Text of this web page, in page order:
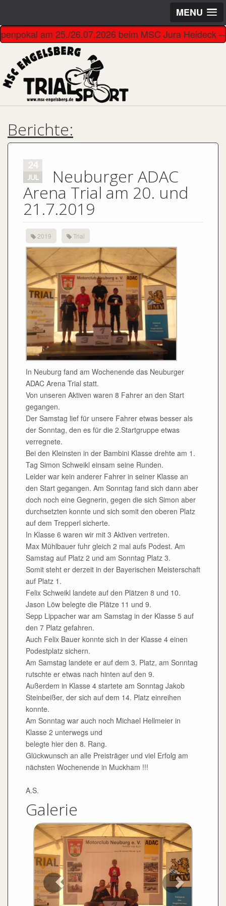
MENU
am 25./26.07.2026 beim MSC Jura Heideck
Berichte:
24
JUL Neuburger ADAC
Arena Trial am 20. und
21.7.2019
2019 Trial
In Neuburg fand am Wochenende das Neuburger
ADAC Arena Trial statt.
Von unseren Aktiven waren 8 Fahrer an den Start
gegangen.
Der Samstag lief für unsere Fahrer etwas besser als
der Sonntag, den es für die 2.Startgruppe etwas
verregnete.
Bei den Kleinsten in der Bambini Klasse drehte am 1.
Tag Simon Schweikl einsam seine Runden.
Leider war kein anderer Fahrer in seiner Klasse an
den Start gegangen. Am Sonntag fand sich dann aber
doch noch eine Gegnerin, gegen die sich Simon aber
durchsetzten konnte und sich somit den oberen Platz
auf dem Trepperl sicherte.
In Klasse 6 waren wir mit 3 Aktiven vertreten.
Max Mühlbauer fuhr gleich 2 mal aufs Podest. Am
Samstag auf Platz 2 und am Sonntag Platz 3.
Somit steht er derzeit in der Bayerischen Meisterschaft
auf Platz 1.
Felix Schweikl landete auf den Plätzen 8 und 10.
Jason Löw belegte die Plätze 11 und 9.
Sepp Lippacher war am Samstag in der Klasse 5 auf
den 7 Platz gefahren.
Auch Felix Bauer konnte sich in der Klasse 4 einen
Podestplatz sichern.
Am Samstag landete er auf dem 3. Platz, am Sonntag
rutschte er etwas nach hinten auf den 9.
Außerdem in Klasse 4 startete am Sonntag Jakob
Steinbeißer, der sich auf dem 14. Platz einreihen
konnte.
Am Sonntag war auch noch Michael Hellmeier in
Klasse 2 unterwegs und
belegte hier den 8. Rang.
Glückwunsch an alle Preisträger und viel Erfolg am
nächsten Wochenende in Muckham !!!
A.S.
Galerie